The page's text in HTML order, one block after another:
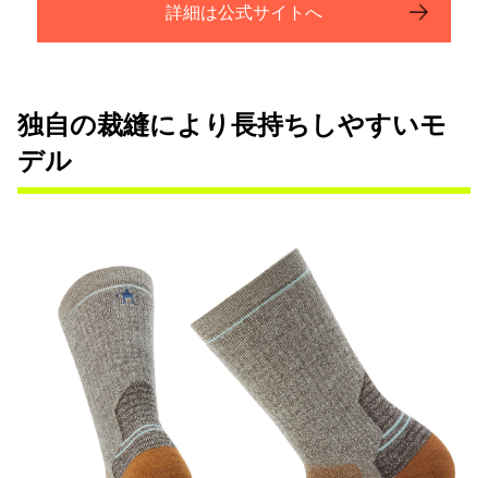
詳細は公式サイトへ
独自の裁縫により長持ちしやすいモ
デル